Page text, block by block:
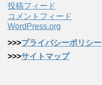
投稿フィード
コメントフィード
WordPress.org
>>>プライバシーポリシー
>>>サイトマップ